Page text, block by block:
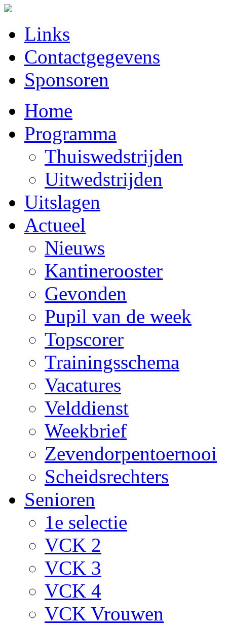
Links
Contactgegevens
Sponsoren
Home
Programma
Thuiswedstrijden
Uitwedstrijden
Uitslagen
Actueel
Nieuws
Kantinerooster
Gevonden
Pupil van de week
Topscorer
Trainingsschema
Vacatures
Velddienst
Weekbrief
Zevendorpentoernooi
Scheidsrechters
Senioren
1e selectie
VCK 2
VCK 3
VCK 4
VCK Vrouwen